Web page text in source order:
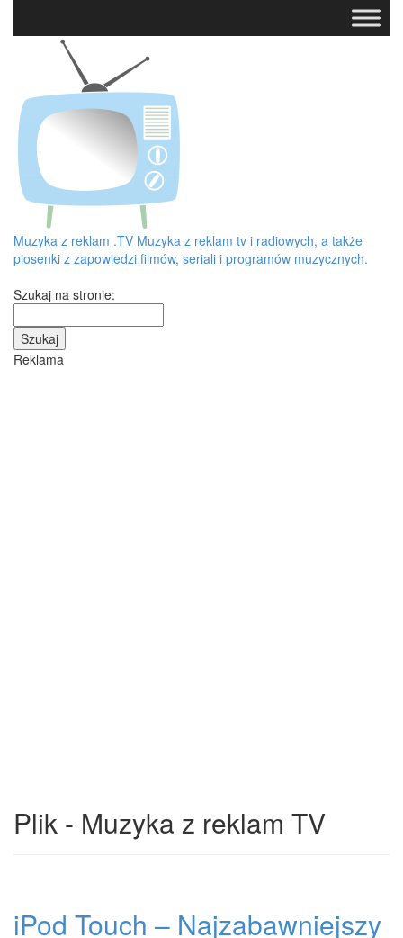
Muzyka z reklam .TV Muzyka z reklam tv i radiowych, a także
piosenki z zapowiedzi filmów, seriali i programów muzycznych.
Szukaj na stronie:
Reklama
Plik - Muzyka z reklam TV
iPod Touch – Najzabawniejszy